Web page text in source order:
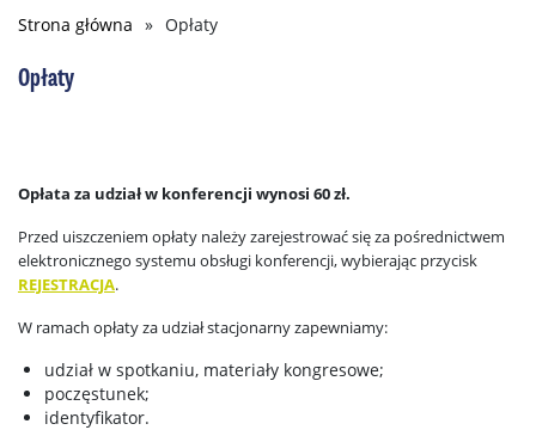
Ścieżka
nawigacyjna
Strona główna Opłaty
Opłaty
Opłata za udział w konferencji wynosi 60 zł.
Przed uiszczeniem opłaty należy zarejestrować się za pośrednictwem
elektronicznego systemu obsługi konferencji, wybierając przycisk
REJESTRACJA.
W ramach opłaty za udział stacjonarny zapewniamy:
udział w spotkaniu, materiały kongresowe;
poczęstunek;
identyfikator.